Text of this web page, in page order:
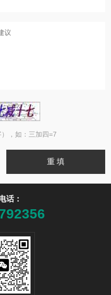
，如：三加四=7
话：